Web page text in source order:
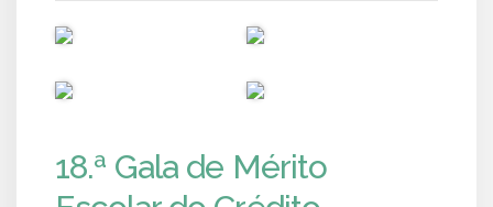
18.ª Gala de Mérito